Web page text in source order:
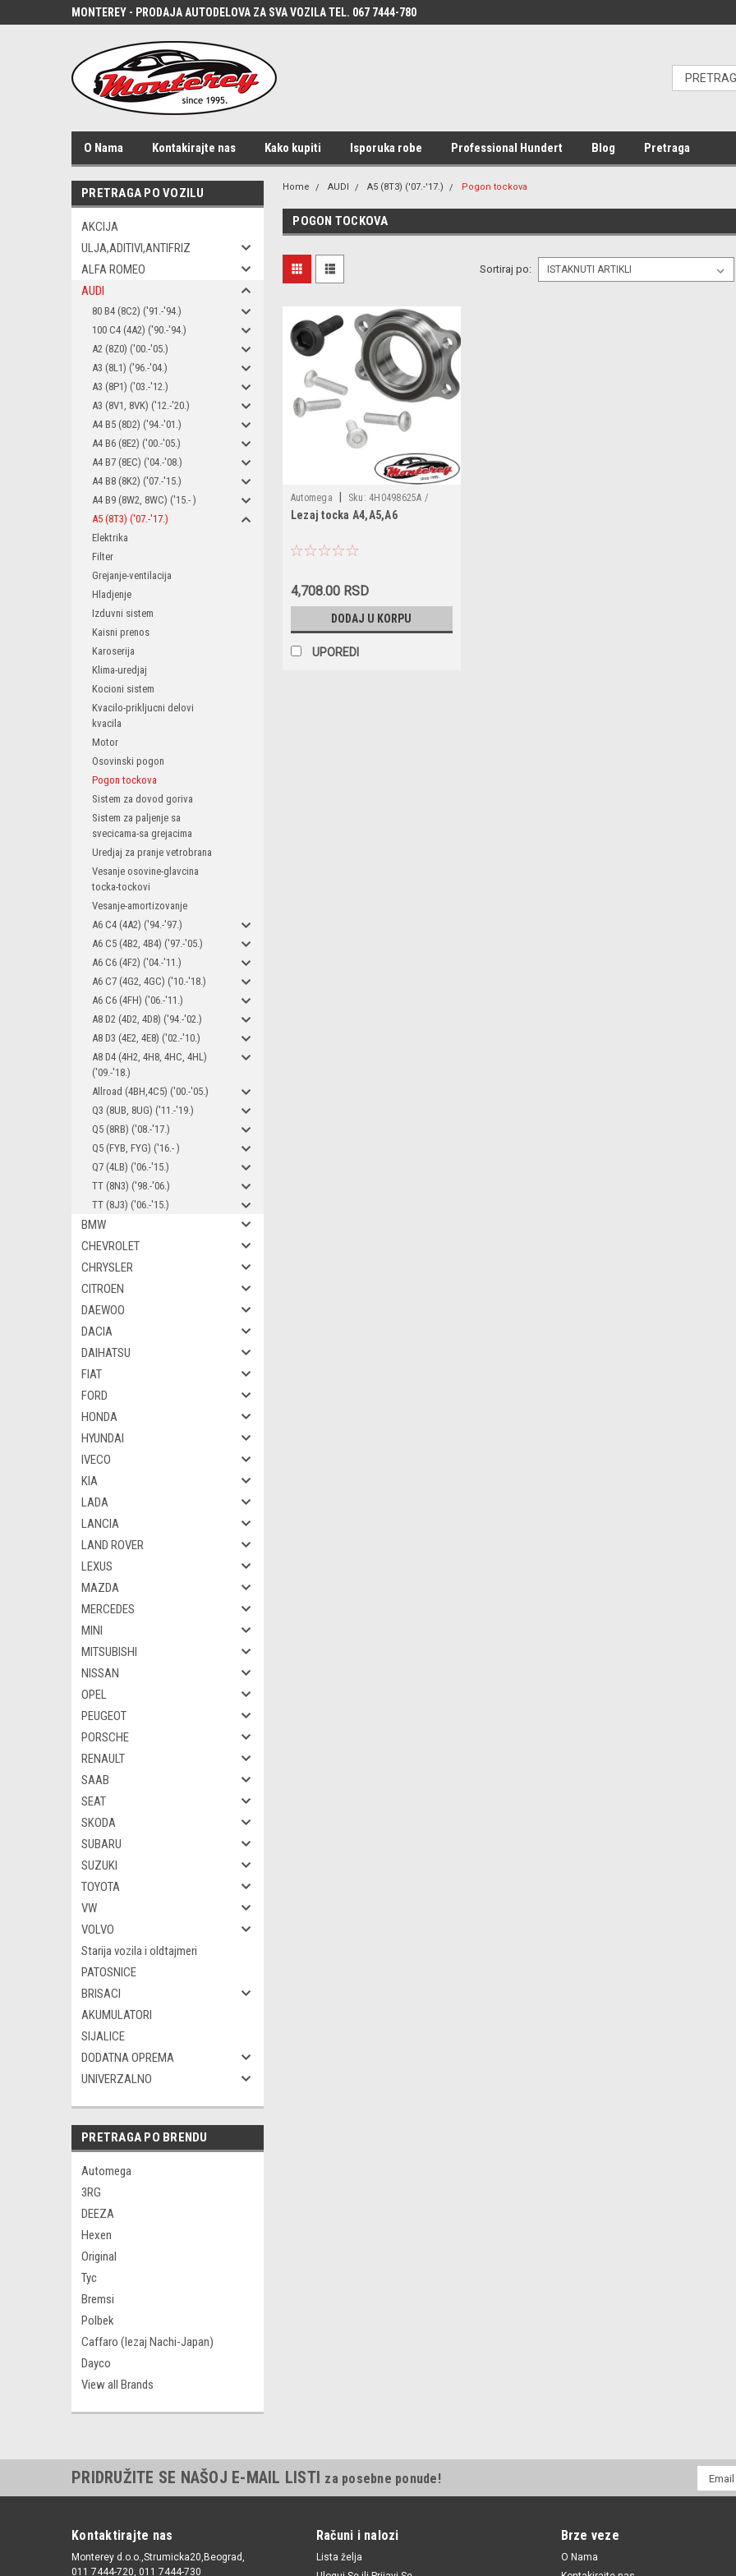
MONTEREY - PRODAJA AUTODELOVA ZA SVA VOZILA TEL. 067 7444-780
O Nama Kontakirajte nas Kako kupiti Isporuka robe Professional Hundert Blog Pretraga
PRETRAGA PO VOZILU
AKCIJA
ULJA,ADITIVI,ANTIFRIZ
ALFA ROMEO
AUDI
80 B4 (8C2) ('91.-'94.)
100 C4 (4A2) ('90.-'94.)
A2 (8Z0) ('00.-'05.)
A3 (8L1) ('96.-'04.)
A3 (8P1) ('03.-'12.)
A3 (8V1, 8VK) ('12.-'20.)
A4 B5 (8D2) ('94.-'01.)
A4 B6 (8E2) ('00.-'05.)
A4 B7 (8EC) ('04.-'08.)
A4 B8 (8K2) ('07.-'15.)
A4 B9 (8W2, 8WC) ('15.- )
A5 (8T3) ('07.-'17.)
Elektrika
Filter
Grejanje-ventilacija
Hladjenje
Izduvni sistem
Kaisni prenos
Karoserija
Klima-uredjaj
Kocioni sistem
Kvacilo-prikljucni delovi
kvacila
Motor
Osovinski pogon
Pogon tockova
Sistem za dovod goriva
Sistem za paljenje sa
svecicama-sa grejacima
Uredjaj za pranje vetrobrana
Vesanje osovine-glavcina
tocka-tockovi
Vesanje-amortizovanje
A6 C4 (4A2) ('94.-'97.)
A6 C5 (4B2, 4B4) ('97.-'05.)
A6 C6 (4F2) ('04.-'11.)
A6 C7 (4G2, 4GC) ('10.-'18.)
A6 C6 (4FH) ('06.-'11.)
A8 D2 (4D2, 4D8) ('94.-'02.)
A8 D3 (4E2, 4E8) ('02.-'10.)
A8 D4 (4H2, 4H8, 4HC, 4HL)
('09.-'18.)
Allroad (4BH,4C5) ('00.-'05.)
Q3 (8UB, 8UG) ('11.-'19.)
Q5 (8RB) ('08.-'17.)
Q5 (FYB, FYG) ('16.- )
Q7 (4LB) ('06.-'15.)
TT (8N3) ('98.-'06.)
TT (8J3) ('06.-'15.)
BMW
CHEVROLET
CHRYSLER
CITROEN
DAEWOO
DACIA
DAIHATSU
FIAT
FORD
HONDA
HYUNDAI
IVECO
KIA
LADA
LANCIA
LAND ROVER
LEXUS
MAZDA
MERCEDES
MINI
MITSUBISHI
NISSAN
OPEL
PEUGEOT
PORSCHE
RENAULT
SAAB
SEAT
SKODA
SUBARU
SUZUKI
TOYOTA
VW
VOLVO
Starija vozila i oldtajmeri
PATOSNICE
BRISACI
AKUMULATORI
SIJALICE
DODATNA OPREMA
UNIVERZALNO
PRETRAGA PO BRENDU
Automega
3RG
DEEZA
Hexen
Original
Tyc
Bremsi
Polbek
Caffaro (lezaj Nachi-Japan)
Dayco
View all Brands
Home AUDI A5 (8T3) ('07.-'17.) Pogon tockova
POGON TOCKOVA
Sortiraj po:
Automega Sku: 4H0498625A /
110084110 / VKBA6649 / 4H0498625B
Lezaj tocka A4,A5,A6
4,708.00 RSD
DODAJ U KORPU
UPOREDI
4H0498625A /
PRIDRUŽITE SE NAŠOJ E-MAIL LISTI za posebne ponude!
mail
Kontaktirajte nas
Monterey d.o.o.,Strumicka20,Beograd,
011 7444-720, 011 7444-730
Računi i nalozi
Lista želja
Brze veze
O Nama